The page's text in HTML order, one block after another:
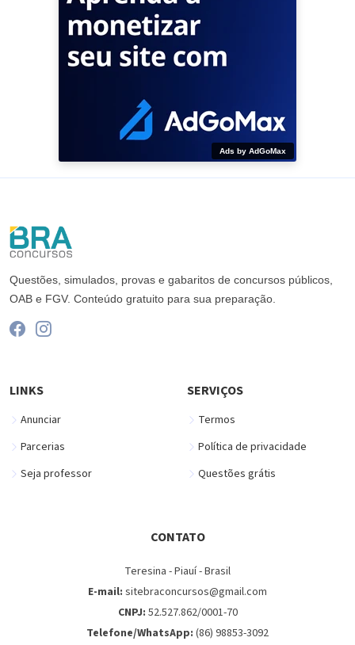
Ads by AdGoMax
Questões, simulados, provas e gabaritos de concursos públicos,
OAB e FGV. Conteúdo gratuito para sua preparação.
LINKS
Anunciar
Parcerias
Seja professor
SERVIÇOS
Termos
Política de privacidade
Questões grátis
CONTATO
Teresina - Piauí - Brasil
E-mail: sitebraconcursos@gmail.com
CNPJ: 52.527.862/0001-70
Telefone/WhatsApp: (86) 98853-3092